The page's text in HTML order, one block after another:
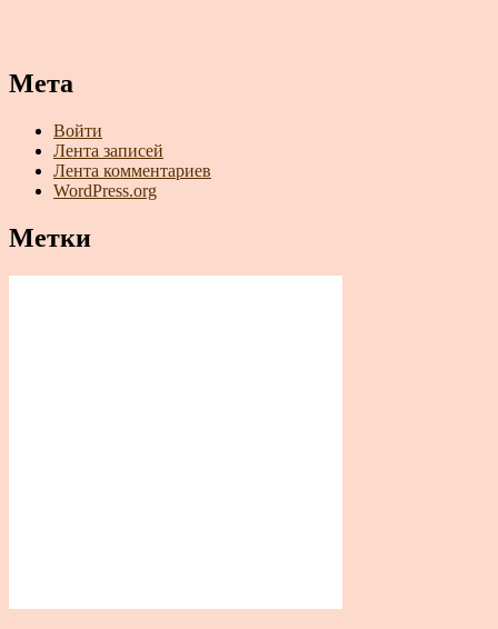
Мета
Войти
Лента записей
Лента комментариев
WordPress.org
Метки